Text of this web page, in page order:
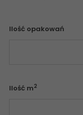
Ilość opakowań
Ilość m2